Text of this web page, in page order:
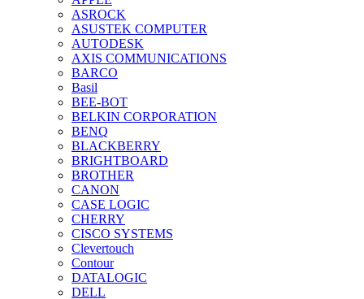
ASROCK
ASUSTEK COMPUTER
AUTODESK
AXIS COMMUNICATIONS
BARCO
Basil
BEE-BOT
BELKIN CORPORATION
BENQ
BLACKBERRY
BRIGHTBOARD
BROTHER
CANON
CASE LOGIC
CHERRY
CISCO SYSTEMS
Clevertouch
Contour
DATALOGIC
DELL